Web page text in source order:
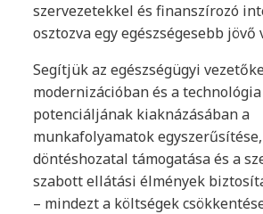
szervezetekkel és finanszírozó
osztozva egy egészségesebb jövő
Segítjük az egészségügyi
modernizációban és a
potenciáljának kiaknázásában a
munkafolyamatok
döntéshozatal támogatása és a
szabott ellátási élmények
– mindezt a költségek